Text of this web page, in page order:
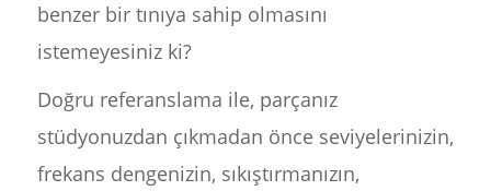
benzer bir tınıya sahip olmasını
istemeyesiniz ki?
Doğru referanslama ile, parçanız
stüdyonuzdan çıkmadan önce seviyelerinizin,
frekans dengenizin, sıkıştırmanızın,